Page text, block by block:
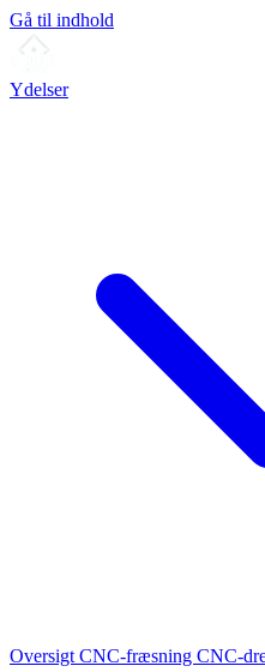
Gå til indhold
Ydelser
Oversigt CNC-fræsning CNC-